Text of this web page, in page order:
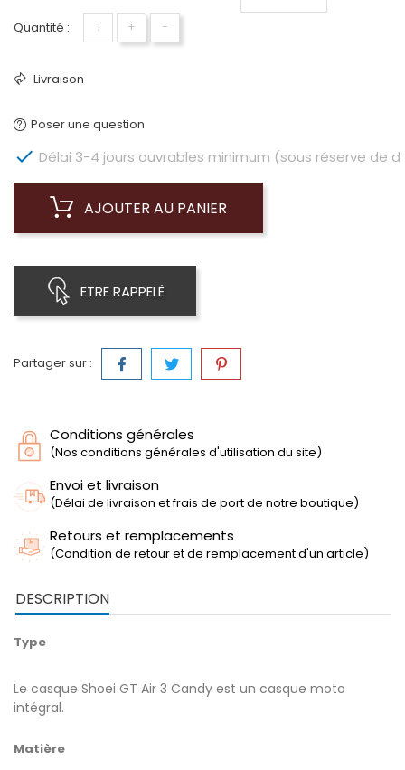
Quantité : + −
Livraison
Poser une question
 Délai 3-4 jours ouvrables minimum (sous réserve de
AJOUTER AU PANIER
ETRE RAPPELÉ
Partager sur :
Conditions générales
(Nos conditions générales d'utilisation du site)
Envoi et livraison
(Délai de livraison et frais de port de notre boutique)
Retours et remplacements
(Condition de retour et de remplacement d'un article)
DESCRIPTION
Type
Le casque Shoei GT Air 3 Candy est un casque moto
intégral.
Matière